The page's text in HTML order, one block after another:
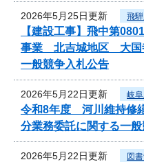
2026年5月25日更新 飛
【建設工事】飛中第
事業 北吉城地区 大国
一般競争入札公告
2026年5月22日更新 岐
令和8年度 河川維持修
分業務委託に関する一
2026年5月22日更新 図